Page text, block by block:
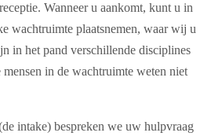
Wanneer u aankomt, kunt u in
wachtruimte plaatsnemen, waar wij u
in het pand verschillende disciplines
mensen in de wachtruimte weten niet
intake) bespreken we uw hulpvraag